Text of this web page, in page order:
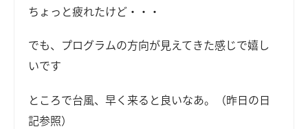
ちょっと疲れたけど・・・
でも、プログラムの方向が見えてきた感じで嬉し
いです
ところで台風、早く来ると良いなあ。（昨日の日
記参照）